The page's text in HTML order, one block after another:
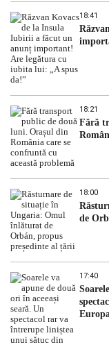
18:41
18:21
Fără
18:00
de
17:40